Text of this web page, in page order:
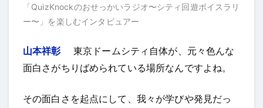
「QuizKnockのおせっかいラジオ〜シティ回遊ボイスラリ
ー〜」を楽しむインタビュアー
山本祥彰東京ドームシティ自体が、元々色んな
面白さがちりばめられている場所なんですよね。
その面白さを起点にして、我々が学びや発見だっ